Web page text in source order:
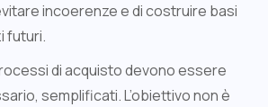
incoerenze e di costruire basi
futuri.
di acquisto devono essere
semplificati. L’obiettivo non è